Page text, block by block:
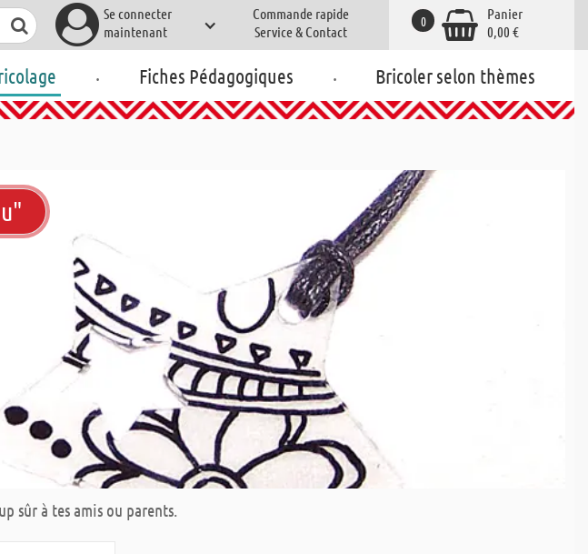
Se connecter
maintenant
Commande rapide
Service & Contact
Panier
0,00 €
0
. Fiches Pédagogiques . Bricoler selon thèmes
sûr à tes amis ou parents.